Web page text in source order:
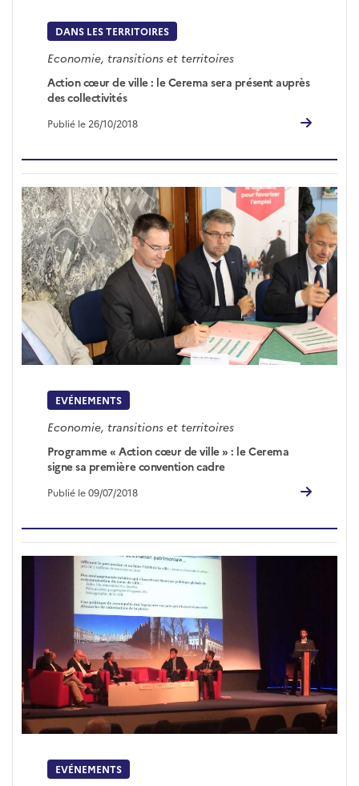
DANS LES TERRITOIRES
Economie, transitions et territoires
Action cœur de ville : le Cerema sera présent auprès
des collectivités
Publié le 26/10/2018
EVÉNEMENTS
Economie, transitions et territoires
Programme « Action cœur de ville » : le Cerema
signe sa première convention cadre
Publié le 09/07/2018
EVÉNEMENTS